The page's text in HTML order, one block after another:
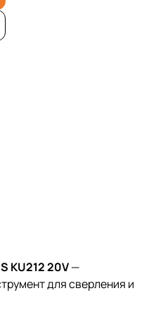
KU212 20V—
для сверления и